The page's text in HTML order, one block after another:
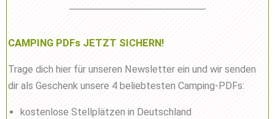
CAMPING PDFs JETZT SICHERN!
Trage dich hier für unseren Newsletter ein und wir senden
dir als Geschenk unsere 4 beliebtesten Camping-PDFs:
kostenlose Stellplätzen in Deutschland